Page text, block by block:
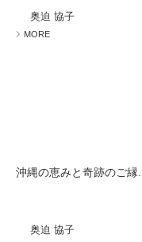
奥迫 協子
MORE
沖縄の恵みと奇跡のご縁...
奥迫 協子